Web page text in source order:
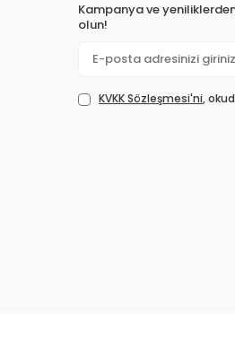
Kampanya ve
olun!
KVKK Sözleşmesi'ni,